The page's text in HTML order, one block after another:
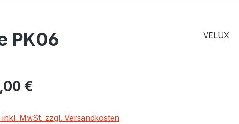
PK06 VELUX
Preis:
€
inkl. MwSt. zzgl. Versandkosten